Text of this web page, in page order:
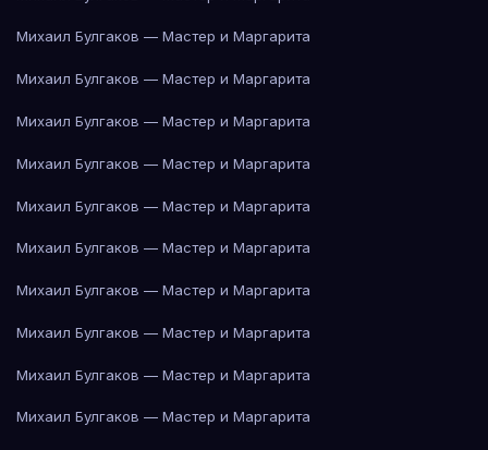
Михаил Булгаков — Мастер и Маргарита
Михаил Булгаков — Мастер и Маргарита
Михаил Булгаков — Мастер и Маргарита
Михаил Булгаков — Мастер и Маргарита
Михаил Булгаков — Мастер и Маргарита
Михаил Булгаков — Мастер и Маргарита
Михаил Булгаков — Мастер и Маргарита
Михаил Булгаков — Мастер и Маргарита
Михаил Булгаков — Мастер и Маргарита
Михаил Булгаков — Мастер и Маргарита